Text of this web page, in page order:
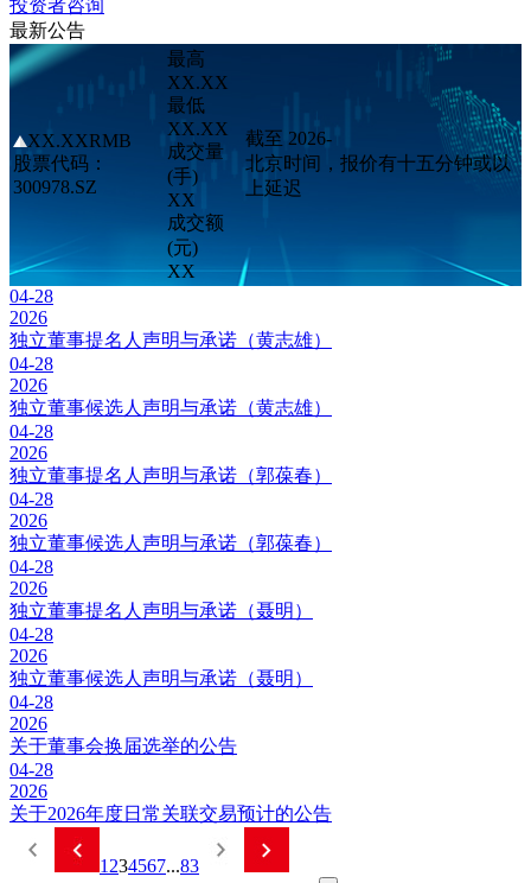
投资者咨询
最新公告
XX.XXRMB
股票代码：
300978.SZ
最高
XX.XX
最低
XX.XX
成交量
(手)
XX
成交额
(元)
XX
截至 2026-
北京时间，报价有十五分钟或以
上延迟
04-28
2026
独立董事提名人声明与承诺（黄志雄）
04-28
2026
独立董事候选人声明与承诺（黄志雄）
04-28
2026
独立董事提名人声明与承诺（郭葆春）
04-28
2026
独立董事候选人声明与承诺（郭葆春）
04-28
2026
独立董事提名人声明与承诺（聂明）
04-28
2026
独立董事候选人声明与承诺（聂明）
04-28
2026
关于董事会换届选举的公告
04-28
2026
关于2026年度日常关联交易预计的公告
1 234567...83